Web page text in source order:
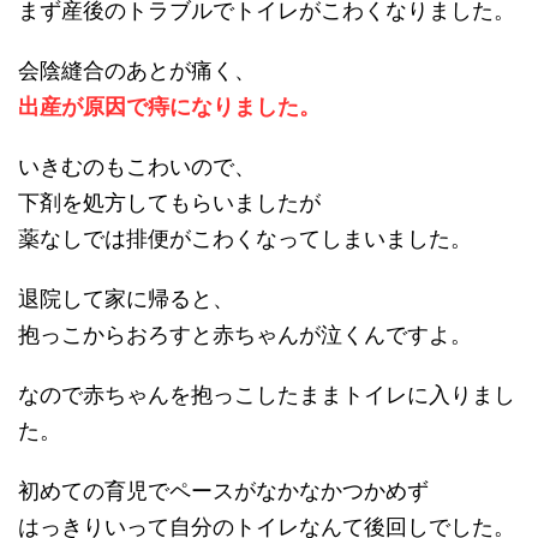
まず産後のトラブルでトイレがこわくなりました。
会陰縫合のあとが痛く、
出産が原因で痔になりました。
いきむのもこわいので、
下剤を処方してもらいましたが
薬なしでは排便がこわくなってしまいました。
退院して家に帰ると、
抱っこからおろすと赤ちゃんが泣くんですよ。
なので赤ちゃんを抱っこしたままトイレに入りまし
た。
初めての育児でペースがなかなかつかめず
はっきりいって自分のトイレなんて後回しでした。